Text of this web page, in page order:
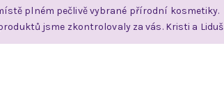
plném pečlivě vybrané přírodní kosmetiky.
jsme zkontrolovaly za vás. Kristi a Liduš